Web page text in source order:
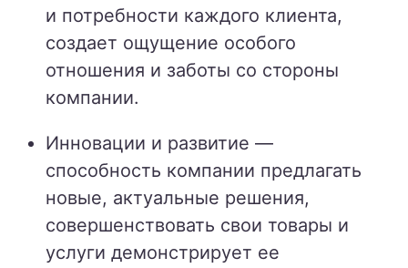
и потребности каждого клиента,
создает ощущение особого
отношения и заботы со стороны
компании.
Инновации и развитие —
способность компании предлагать
новые, актуальные решения,
совершенствовать свои товары и
услуги демонстрирует ее